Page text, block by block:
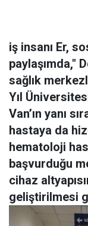
iş insanı Er,
paylaşımda,"
sağlık
Yıl
Van’ın yanı
hastaya da
hematoloji
başvurduğu
cihaz
geliştirilmesi